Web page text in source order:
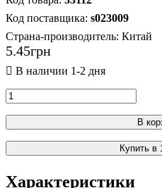
s023009
Страна-производитель: Китай
5.45грн
В
Купить в
Характеристики